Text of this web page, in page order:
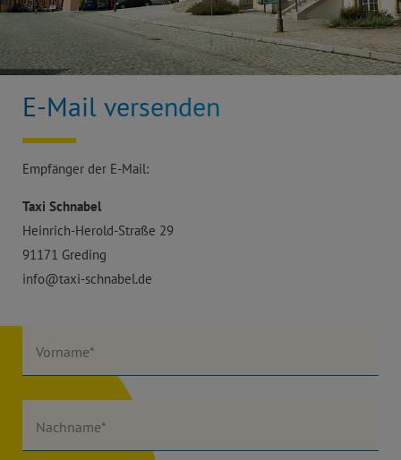
E-Mail versenden
Empfänger der E-Mail:
Taxi Schnabel
Heinrich-Herold-Straße 29
91171 Greding
info@taxi-schnabel.de
Vorname*
Nachname*